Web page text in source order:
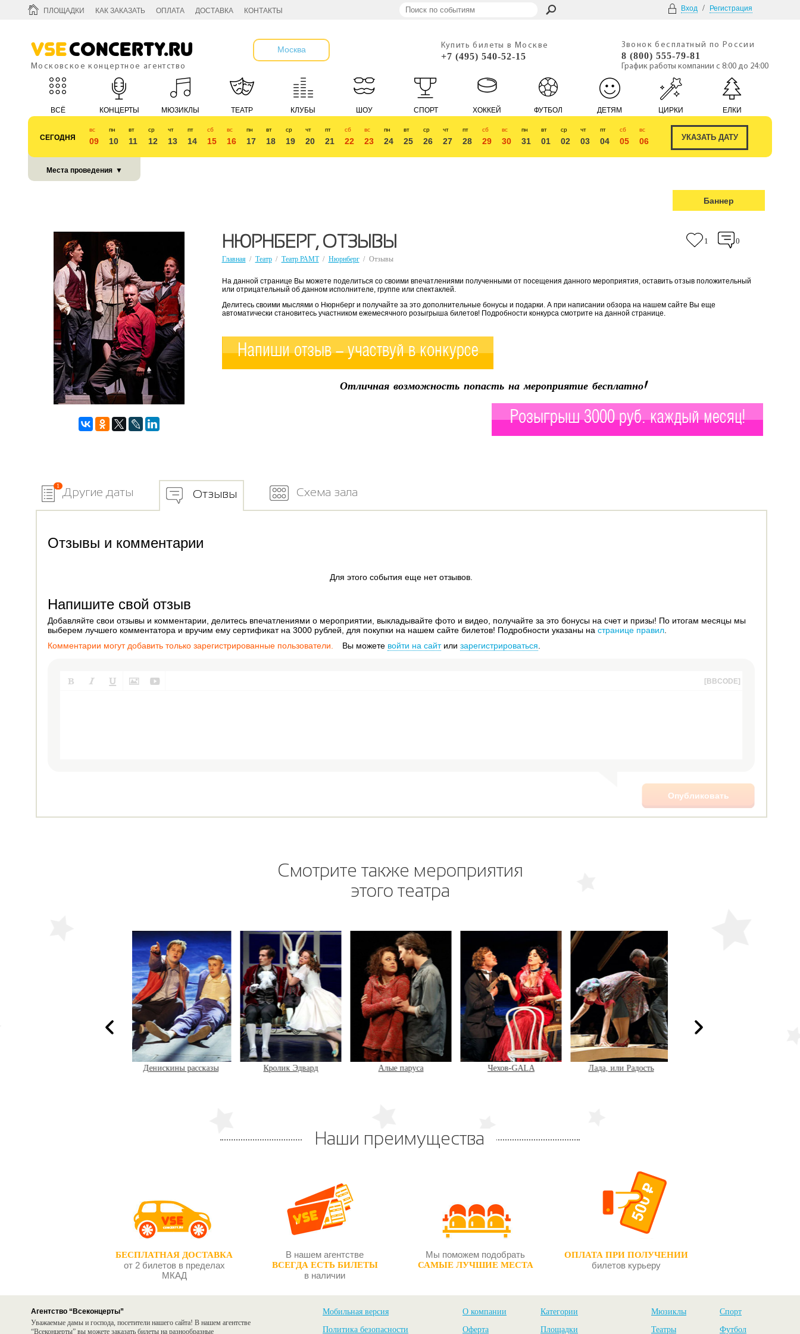
ПЛОЩАДКИ КАК ЗАКАЗАТЬ ОПЛАТА ДОСТАВКА КОНТАКТЫ Вход / Регистрация
VseConcerty.ru
Московское концертное агентство
Москва Купить билеты в Москве
+7 (495) 540-52-15
Звонок бесплатный по России
8 (800) 555-79-81
График работы компании с 8:00 до 24:00
ВСЁ КОНЦЕРТЫ МЮЗИКЛЫ ТЕАТР КЛУБЫ ШОУ СПОРТ ХОККЕЙ ФУТБОЛ ДЕТЯМ ЦИРКИ ЕЛКИ
СЕГОДНЯ
вс
09
пн
10
вт
11
ср
12
чт
13
пт
14
сб
15
вс
16
пн
17
вт
18
ср
19
чт
20
пт
21
сб
22
вс
23
пн
24
вт
25
ср
26
чт
27
пт
28
сб
29
вс
30
пн
31
вт
01
ср
02
чт
03
пт
04
сб
05
вс
06
Места проведения ▼
Баннер
НЮРНБЕРГ, ОТЗЫВЫ 1 0
Главная / Театр / Театр РАМТ / Нюрнберг / Отзывы
На данной странице Вы можете поделиться со своими впечатлениями полученными от посещения данного мероприятия, оставить отзыв положительный
или отрицательный об данном исполнителе, группе или спектаклей.
Делитесь своими мыслями о Нюрнберг и получайте за это дополнительные бонусы и подарки. А при написании обзора на нашем сайте Вы еще
автоматически становитесь участником ежемесячного розыгрыша билетов! Подробности конкурса смотрите на данной странице.
Напиши отзыв - участвуй в конкурсе
Отличная возможность попасть на мероприятие бесплатно!
Розыгрыш 3000 руб. каждый месяц!
1 Другие даты Отзывы Схема зала
Отзывы и комментарии
Для этого события еще нет отзывов.
Напишите свой отзыв
Добавляйте свои отзывы и комментарии, делитесь впечатлениями о мероприятии, выкладывайте фото и видео, получайте за это бонусы на счет и призы! По итогам месяцы мы
выберем лучшего комментатора и вручим ему сертификат на 3000 рублей, для покупки на нашем сайте билетов! Подробности указаны на странице правил.
Комментарии могут добавить только зарегистрированные пользователи.
Вы можете войти на сайтили зарегистрироваться
     [BBCODE]
Смотрите также мероприятия
этого театра
Кролик Эдвард Алые паруса Чехов-GALA Лада, или Радость Цветы для Элджернона
Наши преимущества
БЕСПЛАТНАЯ ДОСТАВКА
от 2 билетов в пределах
МКАД
В нашем агентстве
ВСЕГДА ЕСТЬ БИЛЕТЫ
в наличии
Мы поможем подобрать
САМЫЕ ЛУЧШИЕ МЕСТА
ОПЛАТА ПРИ ПОЛУЧЕНИИ
билетов курьеру
Агентство “Всеконцерты”
Уважаемые дамы и господа, посетители нашего сайта! В нашем агентстве
“Всеконцерты” вы можете заказать билеты на разнообразные
Мобильная версия
Политика безопасности
О компании
Оферта
Категории
Площадки
Мюзиклы
Театры
Спорт
Футбол